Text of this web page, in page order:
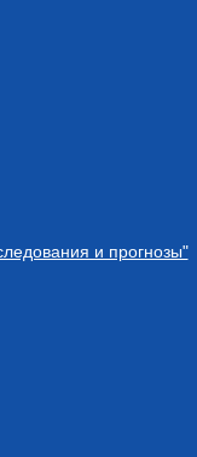
и прогнозы"